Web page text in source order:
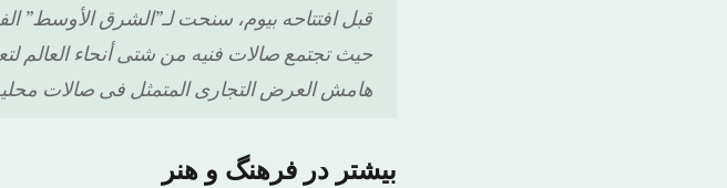
قبل افتتاحه بیوم، سنحت لـ”الشرق الأوسط”
حیث تجتمع صالات فنیه من شتى أنحاء العالم
هامش العرض التجاری المتمثل فی صالات محلیه
بیشتر در فرهنگ و هنر